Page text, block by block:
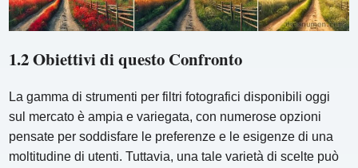
1.2 Obiettivi di questo Confronto
La gamma di strumenti per filtri fotografici disponibili oggi
sul mercato è ampia e variegata, con numerose opzioni
pensate per soddisfare le preferenze e le esigenze di una
moltitudine di utenti. Tuttavia, una tale varietà di scelte può